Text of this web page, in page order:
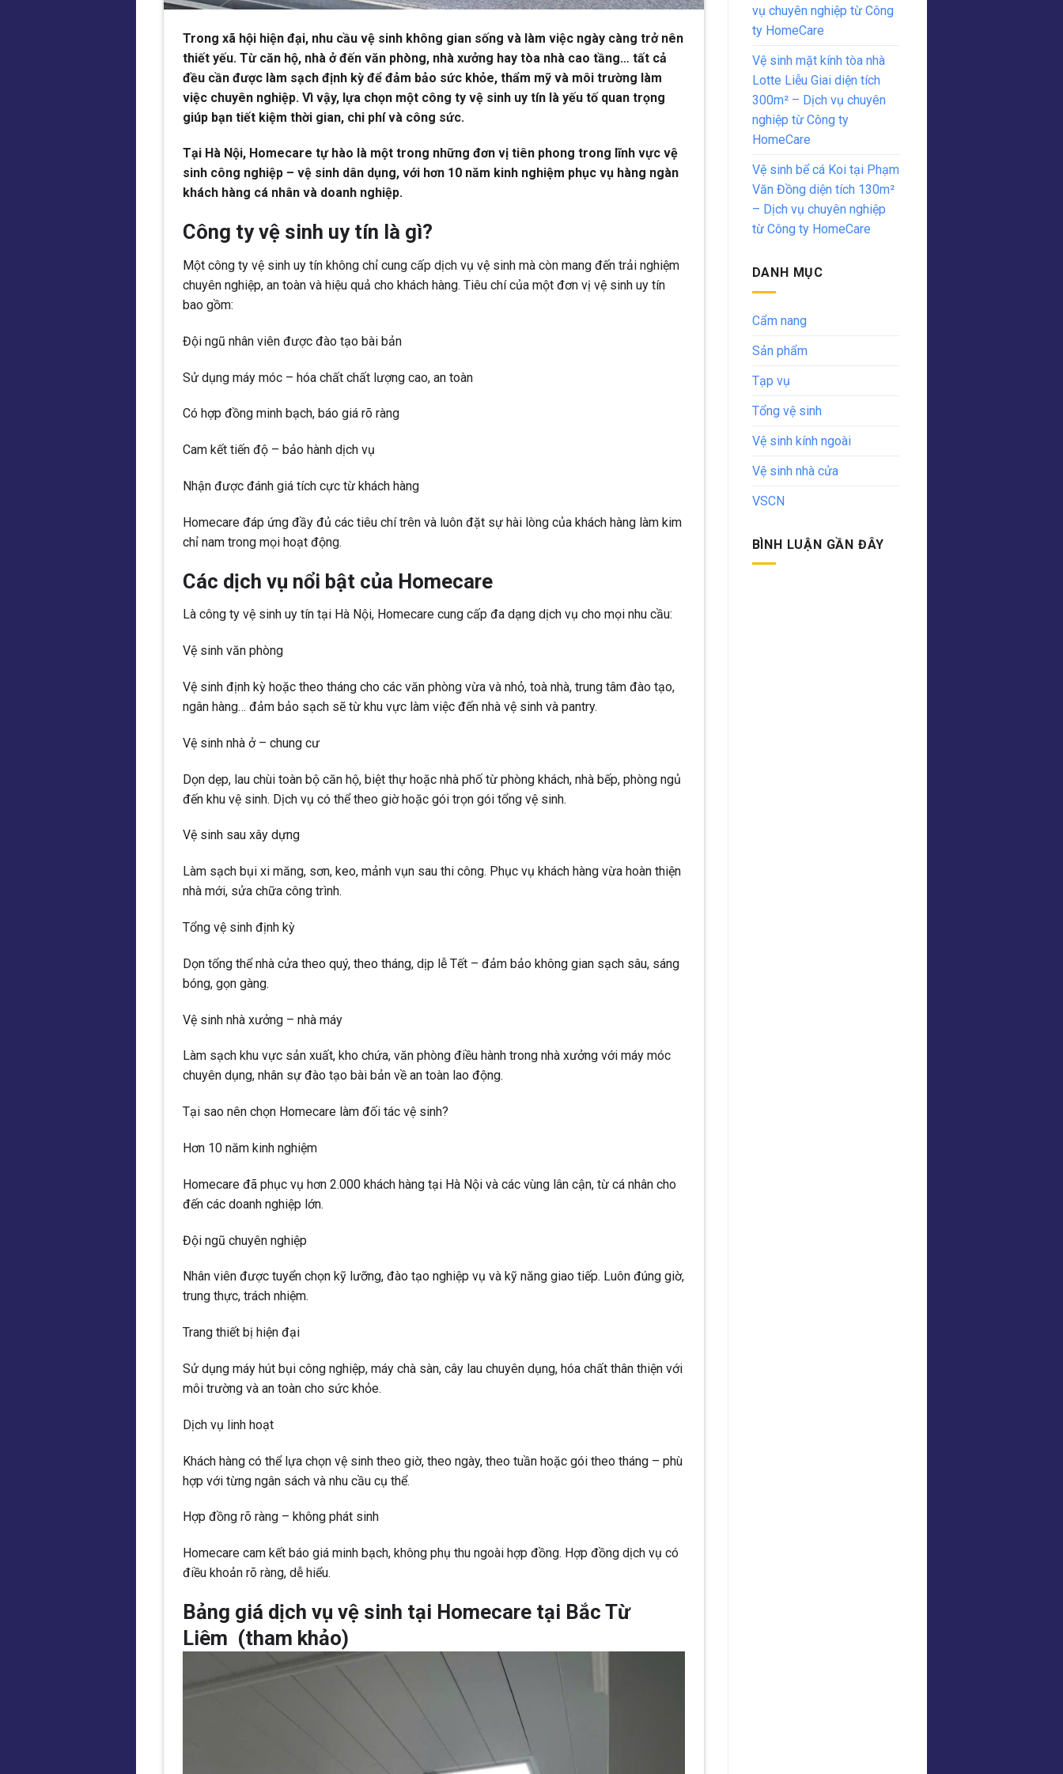
Trong xã hội hiện đại, nhu cầu vệ sinh không gian sống và làm việc ngày càng trở nên
thiết yếu. Từ căn hộ, nhà ở đến văn phòng, nhà xưởng hay tòa nhà cao tầng… tất cả
đều cần được làm sạch định kỳ để đảm bảo sức khỏe, thẩm mỹ và môi trường làm
việc chuyên nghiệp. Vì vậy, lựa chọn một công ty vệ sinh uy tín là yếu tố quan trọng
giúp bạn tiết kiệm thời gian, chi phí và công sức.
Tại Hà Nội, Homecare tự hào là một trong những đơn vị tiên phong trong lĩnh vực vệ
sinh công nghiệp – vệ sinh dân dụng, với hơn 10 năm kinh nghiệm phục vụ hàng ngàn
khách hàng cá nhân và doanh nghiệp.
Công ty vệ sinh uy tín là gì?
Một công ty vệ sinh uy tín không chỉ cung cấp dịch vụ vệ sinh mà còn mang đến trải nghiệm
chuyên nghiệp, an toàn và hiệu quả cho khách hàng. Tiêu chí của một đơn vị vệ sinh uy tín
bao gồm:
Đội ngũ nhân viên được đào tạo bài bản
Sử dụng máy móc – hóa chất chất lượng cao, an toàn
Có hợp đồng minh bạch, báo giá rõ ràng
Cam kết tiến độ – bảo hành dịch vụ
Nhận được đánh giá tích cực từ khách hàng
Homecare đáp ứng đầy đủ các tiêu chí trên và luôn đặt sự hài lòng của khách hàng làm kim
chỉ nam trong mọi hoạt động.
Các dịch vụ nổi bật của Homecare
Là công ty vệ sinh uy tín tại Hà Nội, Homecare cung cấp đa dạng dịch vụ cho mọi nhu cầu:
Vệ sinh văn phòng
Vệ sinh định kỳ hoặc theo tháng cho các văn phòng vừa và nhỏ, toà nhà, trung tâm đào tạo,
ngân hàng… đảm bảo sạch sẽ từ khu vực làm việc đến nhà vệ sinh và pantry.
Vệ sinh nhà ở – chung cư
Dọn dẹp, lau chùi toàn bộ căn hộ, biệt thự hoặc nhà phố từ phòng khách, nhà bếp, phòng ngủ
đến khu vệ sinh. Dịch vụ có thể theo giờ hoặc gói trọn gói tổng vệ sinh.
Vệ sinh sau xây dựng
Làm sạch bụi xi măng, sơn, keo, mảnh vụn sau thi công. Phục vụ khách hàng vừa hoàn thiện
nhà mới, sửa chữa công trình.
Tổng vệ sinh định kỳ
Dọn tổng thể nhà cửa theo quý, theo tháng, dịp lễ Tết – đảm bảo không gian sạch sâu, sáng
bóng, gọn gàng.
Vệ sinh nhà xưởng – nhà máy
Làm sạch khu vực sản xuất, kho chứa, văn phòng điều hành trong nhà xưởng với máy móc
chuyên dụng, nhân sự đào tạo bài bản về an toàn lao động.
Tại sao nên chọn Homecare làm đối tác vệ sinh?
Hơn 10 năm kinh nghiệm
Homecare đã phục vụ hơn 2.000 khách hàng tại Hà Nội và các vùng lân cận, từ cá nhân cho
đến các doanh nghiệp lớn.
Đội ngũ chuyên nghiệp
Nhân viên được tuyển chọn kỹ lưỡng, đào tạo nghiệp vụ và kỹ năng giao tiếp. Luôn đúng giờ,
trung thực, trách nhiệm.
Trang thiết bị hiện đại
Sử dụng máy hút bụi công nghiệp, máy chà sàn, cây lau chuyên dụng, hóa chất thân thiện với
môi trường và an toàn cho sức khỏe.
Dịch vụ linh hoạt
Khách hàng có thể lựa chọn vệ sinh theo giờ, theo ngày, theo tuần hoặc gói theo tháng – phù
hợp với từng ngân sách và nhu cầu cụ thể.
Hợp đồng rõ ràng – không phát sinh
Homecare cam kết báo giá minh bạch, không phụ thu ngoài hợp đồng. Hợp đồng dịch vụ có
điều khoản rõ ràng, dễ hiểu.
Bảng giá dịch vụ vệ sinh tại Homecare tại Bắc Từ
Liêm (tham khảo)
vụ chuyên nghiệp từ Công
ty HomeCare
Vệ sinh mặt kính tòa nhà
Lotte Liễu Giai diện tích
300m² – Dịch vụ chuyên
nghiệp từ Công ty
HomeCare
Vệ sinh bể cá Koi tại Phạm
Văn Đồng diện tích 130m²
– Dịch vụ chuyên nghiệp
từ Công ty HomeCare
DANH MỤC
Cẩm nang
Sản phẩm
Tạp vụ
Tổng vệ sinh
Vệ sinh kính ngoài
Vệ sinh nhà cửa
VSCN
BÌNH LUẬN GẦN ĐÂY